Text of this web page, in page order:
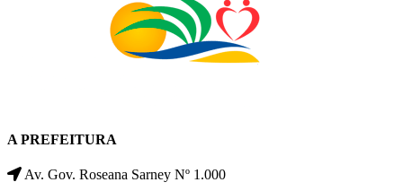
A PREFEITURA
Av. Gov. Roseana Sarney Nº 1.000